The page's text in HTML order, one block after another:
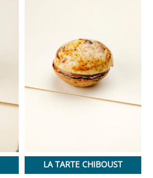
LA TARTE CHIBOUST